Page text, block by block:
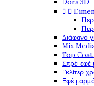
Dora 3D -
 
Διάφανο
Mix
Top Coat
Σπρέι
Γκλίτερ
Εφέ